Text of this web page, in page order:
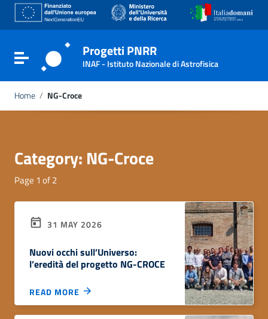
Go to content
Go to the navigation menu
Go to the footer
Toggle navigationProgetti PNRR
INAF - Istituto Nazionale di Astrofisica
Home / NG-Croce
Category: NG-Croce
Page 1 of 2
31 MAY 2026
Nuovi occhi sull’Universo:
l’eredità del progetto NG-CROCE
READ MORE